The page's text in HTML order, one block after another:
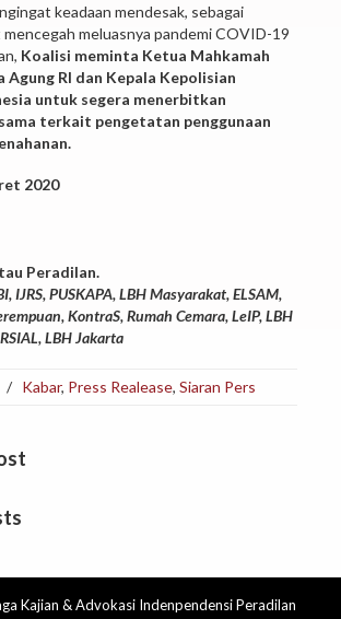
keadaan mendesak, sebagai
meluasnya pandemi COVID-19
Koalisi meminta Ketua Mahkamah
Agung RI dan Kepala Kepolisian
untuk segera menerbitkan
terkait pengetatan penggunaan
2020
Peradilan.
IJRS, PUSKAPA, LBH Masyarakat, ELSAM,
KontraS, Rumah Cemara, LeIP, LBH
LBH Jakarta
/ Kabar, Press Realease, Siaran Pers
Kajian & Advokasi Indenpendensi Peradilan